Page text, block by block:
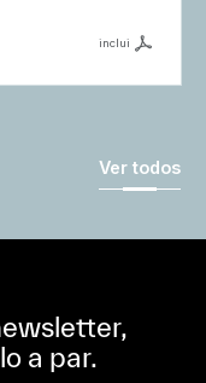
inclui
Ver todos
a par.